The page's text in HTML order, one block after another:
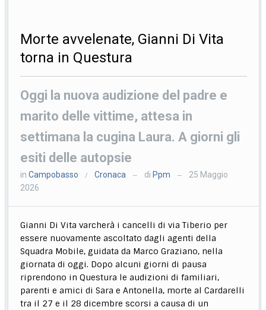
Morte avvelenate, Gianni Di Vita
torna in Questura
Oggi la nuova audizione del padre e
marito delle vittime, attesa in
settimana la cugina Laura. A giorni gli
esiti delle autopsie
inCampobasso / Cronaca — di Ppm —
25 Maggio
2026
Gianni Di Vita varcherà i cancelli di via Tiberio per
essere nuovamente ascoltato dagli agenti della
Squadra Mobile, guidata da Marco Graziano, nella
giornata di oggi. Dopo alcuni giorni di pausa
riprendono in Questura le audizioni di familiari,
parenti e amici di Sara e Antonella, morte al Cardarelli
tra il 27 e il 28 dicembre scorsi a causa di un